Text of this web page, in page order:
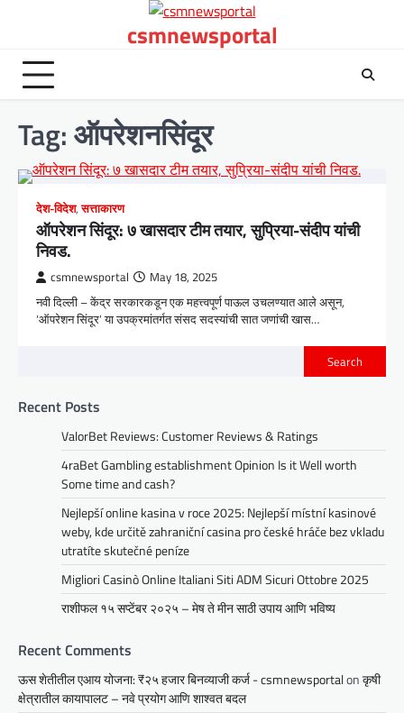
csmnewsportal
Tag:ऑपरेशनसिंदूर
देश-विदेश,सत्ताकारण
ऑपरेशन सिंदूर: ७ खासदार टीम तयार, सुप्रिया-संदीप यांची
निवड.
csmnewsportal May 18, 2025
नवी दिल्ली – केंद्र सरकारकडून एक महत्त्वपूर्ण पाऊल उचलण्यात आले असून,
‘ऑपरेशन सिंदूर’ या उपक्रमांतर्गत संसद सदस्यांची सात जणांची खास…
Search
Recent Posts
ValorBet Reviews: Customer Reviews & Ratings
4raBet Gambling establishment Opinion Is it Well worth
Some time and cash?
Nejlepší online kasina v roce 2025: Nejlepší místní kasinové
weby, kde určitě zahraniční casina pro české hráče bez vkladu
utratíte skutečné peníze
Migliori Casinò Online Italiani Siti ADM Sicuri Ottobre 2025
राशीफल १५ सप्टेंबर २०२५ – मेष ते मीन साठी उपाय आणि भविष्य
Recent Comments
ऊस शेतीतील एआय योजना: ₹२५ हजार बिनव्याजी कर्ज - csmnewsportalonकृषी
क्षेत्रातील कायापालट – नवे प्रयोग आणि शाश्वत बदल